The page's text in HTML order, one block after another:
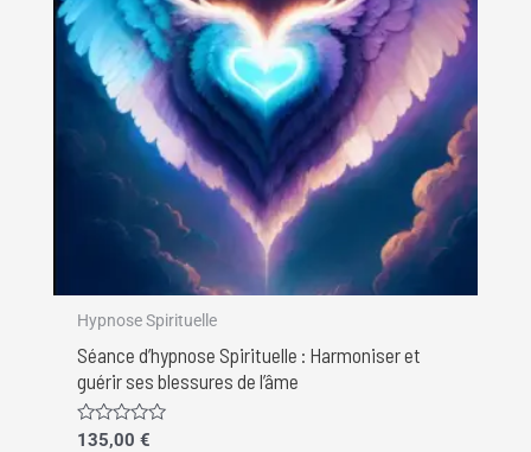
Hypnose Spirituelle
Séance d’hypnose Spirituelle : Harmoniser et
guérir ses blessures de l’âme
Note
135,00€